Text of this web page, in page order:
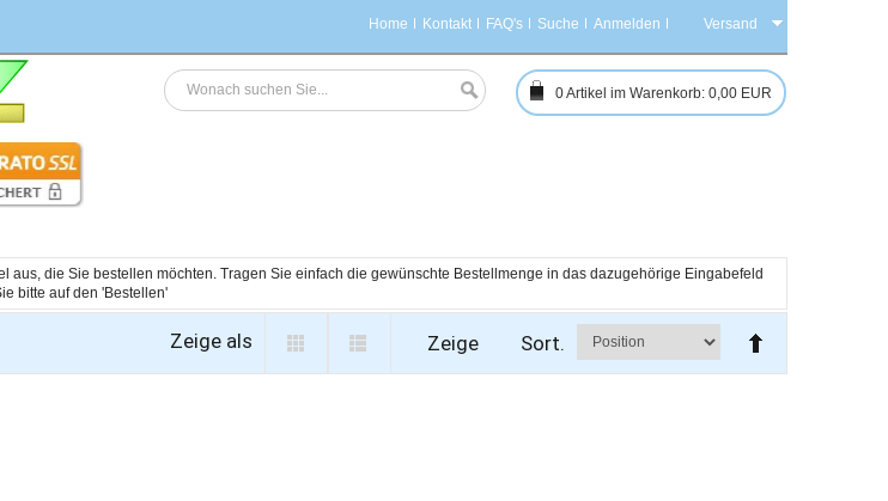
Versand
Home Kontakt FAQ's Suche Anmelden
0Artikel im Warenkorb: 0,00 EUR
aus, die Sie bestellen möchten. Tragen Sie einfach die gewünschte Bestellmenge in das dazugehörige Eingabefeld
Sort.
Zeige
Zeige als